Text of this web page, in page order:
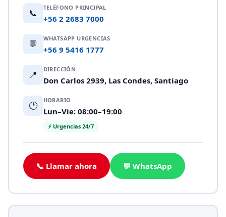
📞 TELÉFONO PRINCIPAL
+56 2 2683 7000
💬 WHATSAPP URGENCIAS
+56 9 5416 1777
📍 DIRECCIÓN
Don Carlos 2939, Las Condes, Santiago
🕐 HORARIO
Lun–Vie: 08:00–19:00
⚡ Urgencias 24/7
📞 Llamar ahora 💬 WhatsApp